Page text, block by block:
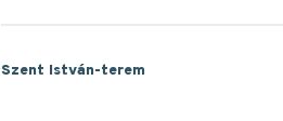
Szent István-terem